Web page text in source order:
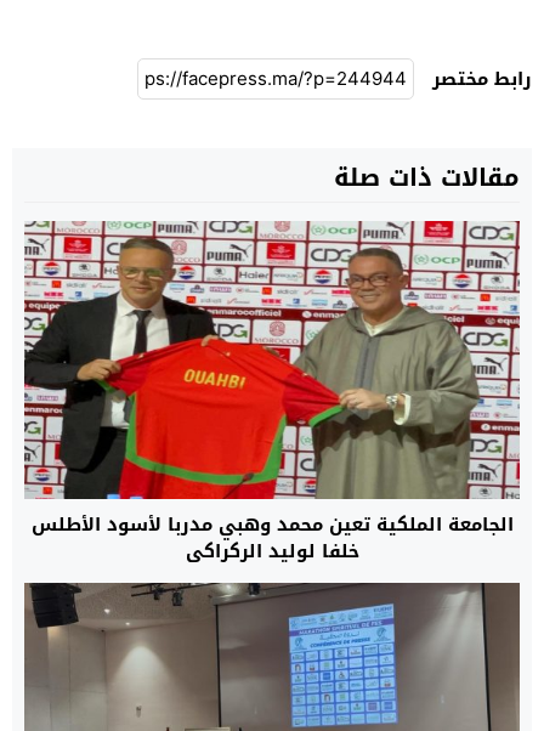
رابط مختصر
مقالات ذات صلة
الجامعة الملكية تعين محمد وهبي مدربا لأسود الأطلس
خلفا لوليد الركراكي